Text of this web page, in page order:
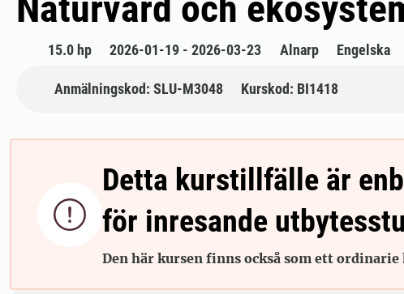
15.0 hp 2026-01-19 - 2026-03-23 Alnarp Engelska
Anmälningskod: SLU-M3048 Kurskod: BI1418

Detta kurstillfälle är
för inresande
Den här kursen finns också som ett